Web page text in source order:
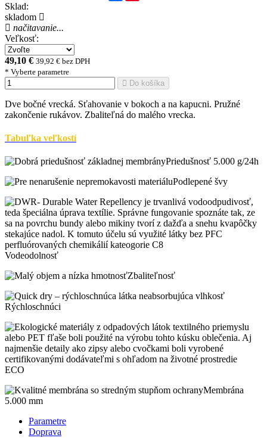
Sklad:
skladom
načitavanie...
Veľkosť:
49,10 € 39,92 € bez DPH
* Vyberte parametre
Do košíka
Dve bočné vrecká. Sťahovanie v bokoch a na kapucni. Pružné
zakončenie rukávov. Zbaliteľná do malého vrecka.
Tabuľka veľkostí
Priedušnosť 5.000 g/24h
Podlepené švy
Vodeodolnosť
Zbaliteľnosť
Rýchloschnúci
ECO
Membrána
5.000 mm
Parametre
Doprava